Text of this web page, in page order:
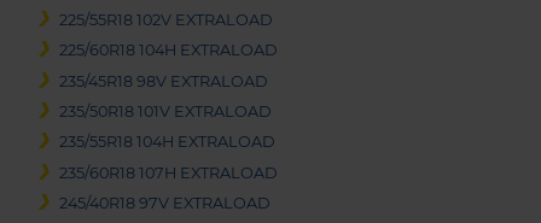
225/55R18 102V EXTRALOAD
225/60R18 104H EXTRALOAD
235/45R18 98V EXTRALOAD
235/50R18 101V EXTRALOAD
235/55R18 104H EXTRALOAD
235/60R18 107H EXTRALOAD
245/40R18 97V EXTRALOAD